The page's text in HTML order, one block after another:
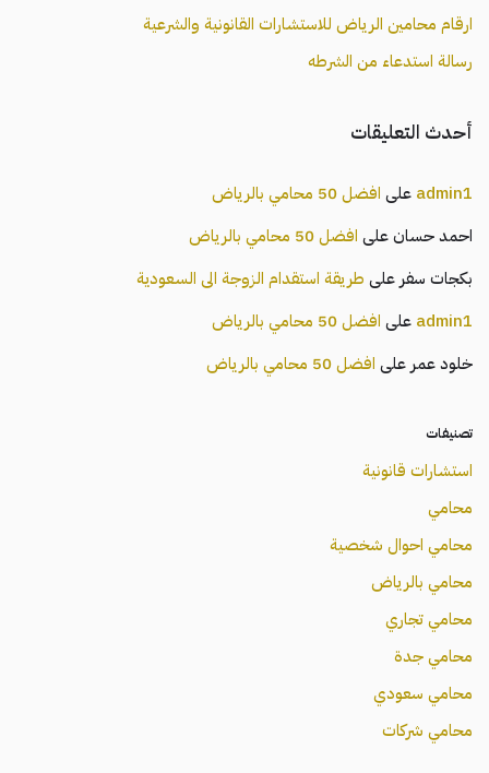
ارقام محامين الرياض للاستشارات القانونية والشرعية
رسالة استدعاء من الشرطه
أحدث التعليقات
admin1 على افضل 50 محامي بالرياض
احمد حسانعلى افضل 50 محامي بالرياض
بكجات سفر على طريقة استقدام الزوجة الى السعودية
admin1 على افضل 50 محامي بالرياض
خلود عمر على افضل 50 محامي بالرياض
تصنيفات
استشارات قانونية
محامي
محامي احوال شخصية
محامي بالرياض
محامي تجاري
محامي جدة
محامي سعودي
محامي شركات